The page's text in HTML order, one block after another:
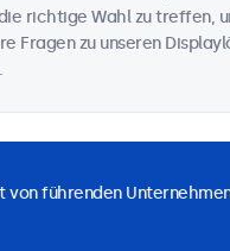
richtige Wahl zu treffen,
Fragen zu unseren
von führenden